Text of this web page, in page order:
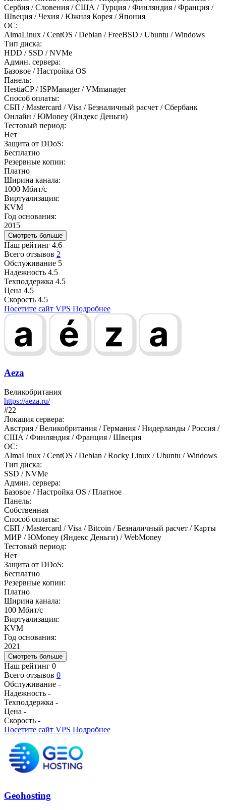
Сербия / Словения / США / Турция / Финляндия / Франция /
Швеция / Чехия / Южная Корея / Япония
ОС:
AlmaLinux / CentOS / Debian / FreeBSD / Ubuntu / Windows
Тип диска:
HDD / SSD / NVMe
Админ. сервера:
Базовое / Настройка OS
Панель:
HestiaCP / ISPManager / VMmanager
Способ оплаты:
СБП / Mastercard / Visa / Безналичный расчет / Сбербанк
Онлайн / ЮMoney (Яндекс Деньги)
Тестовый период:
Нет
Защита от DDoS:
Бесплатно
Резервные копии:
Платно
Ширина канала:
1000 Мбит/с
Виртуализация:
KVM
Год основания:
2015
Смотреть больше
Наш рейтинг 4.6
Всего отзывов 2
Обслуживание 5
Надежность 4.5
Техподдержка 4.5
Цена 4.5
Скорость 4.5
Посетите сайт VPS Подробнее
Aeza
Великобритания
https://aeza.ru/
#22
Локация сервера:
Австрия / Великобритания / Германия / Нидерланды / Россия /
США / Финляндия / Франция / Швеция
ОС:
AlmaLinux / CentOS / Debian / Rocky Linux / Ubuntu / Windows
Тип диска:
SSD / NVMe
Админ. сервера:
Базовое / Настройка OS / Платное
Панель:
Собственная
Способ оплаты:
СБП / Mastercard / Visa / Bitcoin / Безналичный расчет / Карты
МИР / ЮMoney (Яндекс Деньги) / WebMoney
Тестовый период:
Нет
Защита от DDoS:
Бесплатно
Резервные копии:
Платно
Ширина канала:
100 Мбит/с
Виртуализация:
KVM
Год основания:
2021
Смотреть больше
Наш рейтинг 0
Всего отзывов 0
Обслуживание -
Надежность -
Техподдержка -
Цена -
Скорость -
Посетите сайт VPS Подробнее
Geohosting